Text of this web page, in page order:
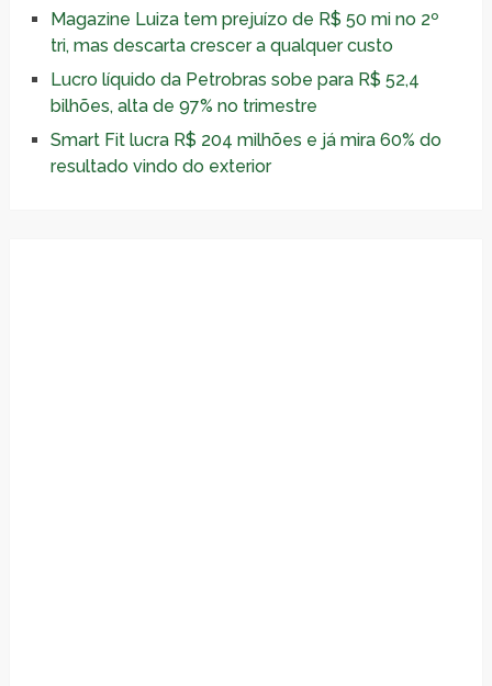
Magazine Luiza tem prejuízo de R$ 50 mi no 2º
tri, mas descarta crescer a qualquer custo
Lucro líquido da Petrobras sobe para R$ 52,4
bilhões, alta de 97% no trimestre
Smart Fit lucra R$ 204 milhões e já mira 60% do
resultado vindo do exterior